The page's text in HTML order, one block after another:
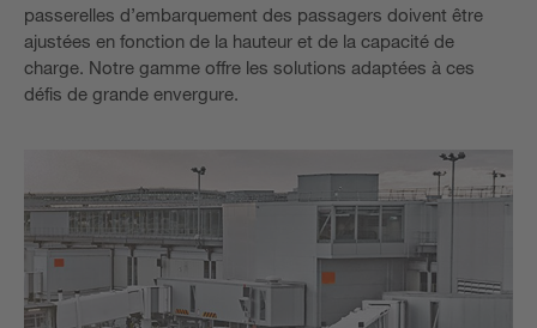
passerelles d’embarquement des passagers doivent être
ajustées en fonction de la hauteur et de la capacité de
charge. Notre gamme offre les solutions adaptées à ces
défis de grande envergure.